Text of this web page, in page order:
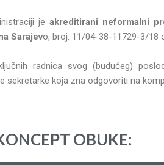
je akreditirani neformalni
Sarajevo, broj: 11/04-38-11729-3/18
radnica svog (budućeg)
sekretarke koja zna odgovoriti na
OBUKE:​